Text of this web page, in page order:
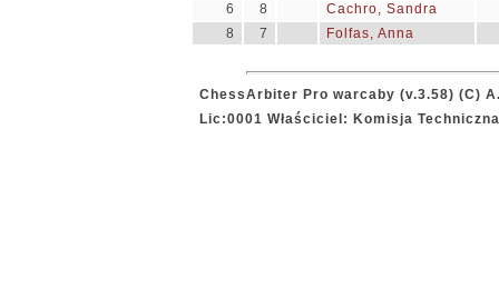
6
8
Cachro, Sandra
8
7 Folfas, Anna
ChessArbiter Pro warcaby (v.3.58) (C)
Lic:0001 Właściciel: Komisja